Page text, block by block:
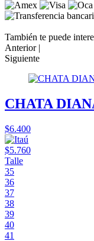
También te puede
Anterior |
Siguiente
CHATA
$6.400
$5.760
Talle
35
36
37
38
39
40
41